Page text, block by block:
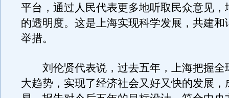
平台，通过人民代表更多地听取民众意见，
的透明度。这是上海实现科学发展，共建和
举措。
刘伦贤代表说，过去五年，上海把握全
大趋势，实现了经济社会又好又快的发展，